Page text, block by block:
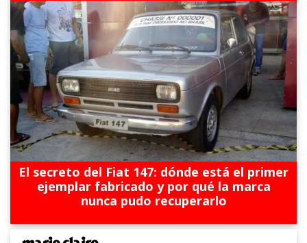
El secreto del Fiat 147: dónde está el primer
ejemplar fabricado y por qué la marca
nunca pudo recuperarlo